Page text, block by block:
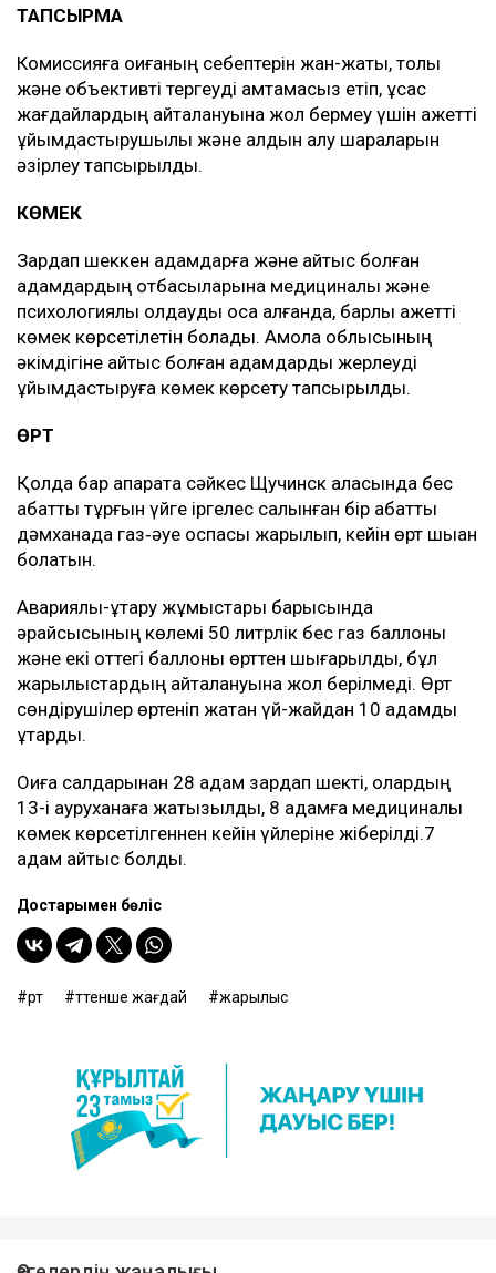
ТАПСЫРМА
Комиссияға оқиғаның себептерін жан-жақты, толық
және объективті тергеуді қамтамасыз етіп, ұқсас
жағдайлардың қайталануына жол бермеу үшін қажетті
ұйымдастырушылық және алдын алу шараларын
әзірлеу тапсырылды.
КӨМЕК
Зардап шеккен адамдарға және қайтыс болған
адамдардың отбасыларына медициналық және
психологиялық қолдауды қоса алғанда, барлық қажетті
көмек көрсетілетін болады. Ақмола облысының
әкімдігіне қайтыс болған адамдарды жерлеуді
ұйымдастыруға көмек көрсету тапсырылды.
ӨРТ
Қолда бар ақпаратқа сәйкес Щучинск қаласында бес
қабатты тұрғын үйге іргелес салынған бір қабатты
дәмханада газ‑әуе қоспасы жарылып, кейін өрт шыққан
болатын.
Авариялық-құтқару жұмыстары барысында
әрқайсысының көлемі 50 литрлік бес газ баллоны
және екі оттегі баллоны өрттен шығарылды, бұл
жарылыстардың қайталануына жол берілмеді. Өрт
сөндірушілер өртеніп жатқан үй-жайдан 10 адамды
құтқарды.
Оқиға салдарынан 28 адам зардап шекті, олардың
13-і ауруханаға жатқызылды, 8 адамға медициналық
көмек көрсетілгеннен кейін үйлеріне жіберілді.7
адам қайтыс болды.
Достарыңмен бөліс
өрт төтенше жағдай жарылыс